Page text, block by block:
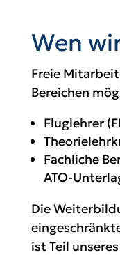
Wen
Freie
Bereichen
Fluglehrer
Fachliche
ATO-
Die
ist Teil